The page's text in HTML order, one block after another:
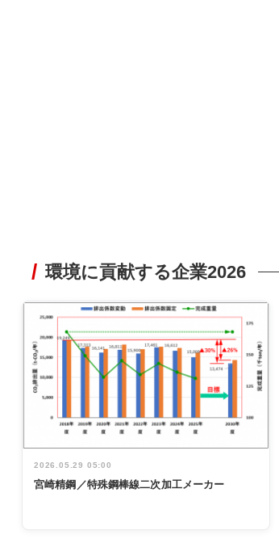
環境に貢献する企業2026
2026.05.29 05:00
宮崎精鋼／特殊鋼棒線二次加工メーカー